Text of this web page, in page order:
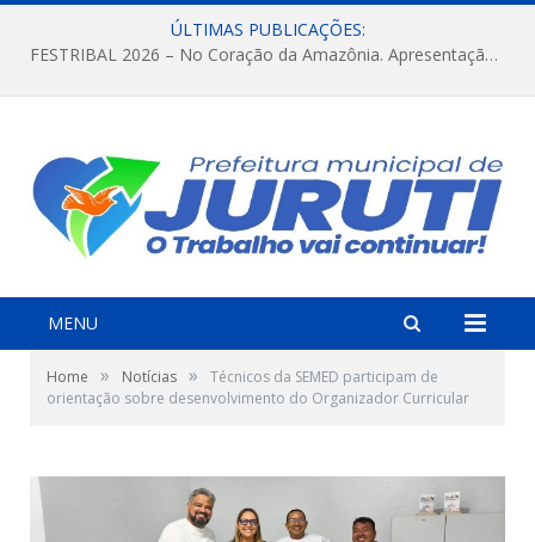
ÚLTIMAS PUBLICAÇÕES:
FESTRIBAL 2026 – No Coração da Amazônia. Apresentação da Munduruku.
MENU
Home » Notícias »
Técnicos da SEMED participam de
orientação sobre desenvolvimento do Organizador Curricular